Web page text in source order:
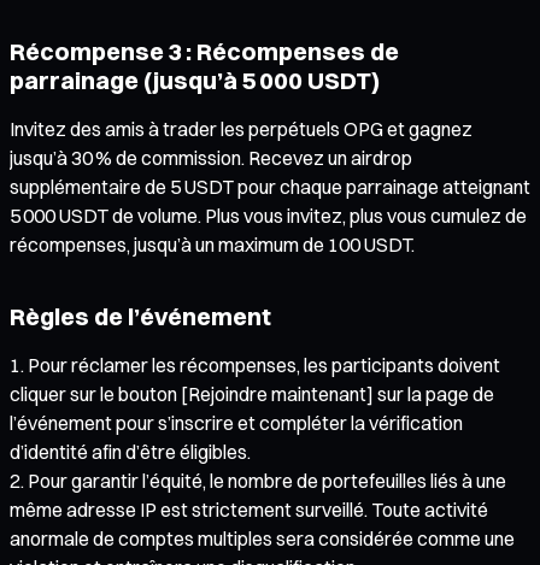
Récompense 3 : Récompenses de
parrainage (jusqu’à 5 000 USDT)
Invitez des amis à trader les perpétuels OPG et gagnez
jusqu’à 30 % de commission. Recevez un airdrop
supplémentaire de 5 USDT pour chaque parrainage atteignant
5 000 USDT de volume. Plus vous invitez, plus vous cumulez de
récompenses, jusqu’à un maximum de 100 USDT.
Règles de l’événement
Pour réclamer les récompenses, les participants doivent
cliquer sur le bouton [Rejoindre maintenant] sur la page de
l’événement pour s’inscrire et compléter la vérification
d’identité afin d’être éligibles.
Pour garantir l’équité, le nombre de portefeuilles liés à une
même adresse IP est strictement surveillé. Toute activité
anormale de comptes multiples sera considérée comme une